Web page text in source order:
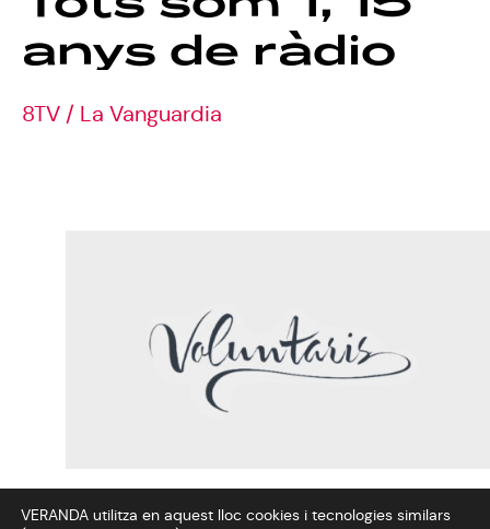
anys de ràdio
8TV / La Vanguardia
VERANDA utilitza en aquest lloc cookies i tecnologies similars